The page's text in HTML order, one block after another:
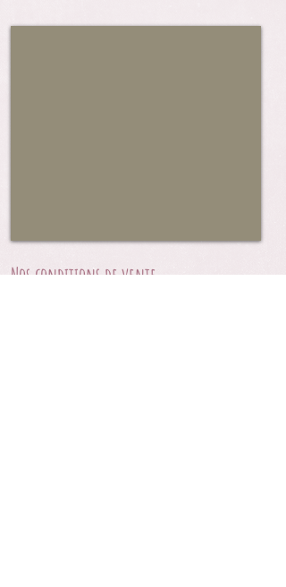
Nos conditions de vente